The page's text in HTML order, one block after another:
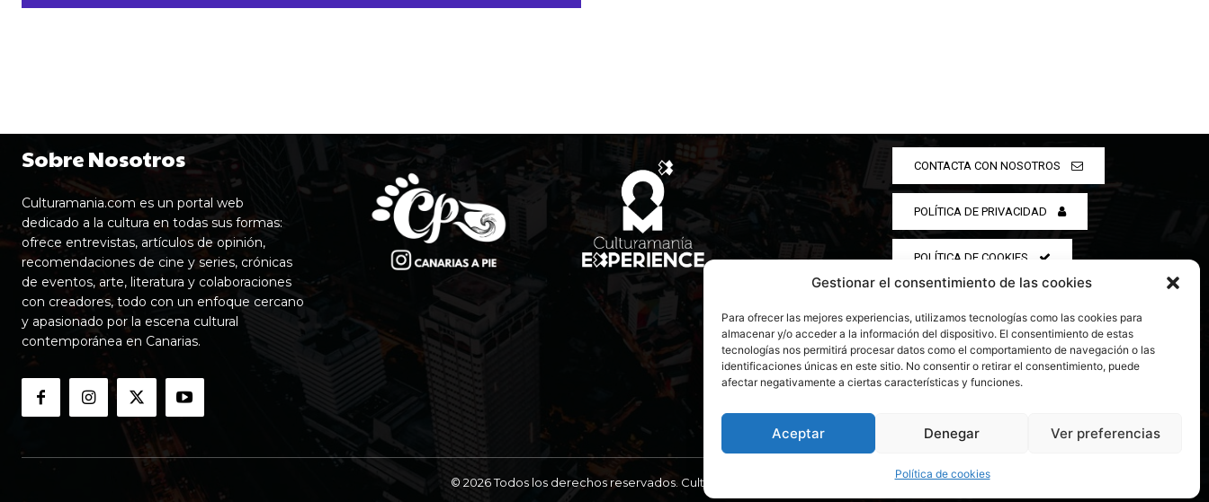
Gestionar el consentimiento de las cookies
Para ofrecer las mejores experiencias, utilizamos tecnologías como las cookies para
almacenar y/o acceder a la información del dispositivo. El consentimiento de estas
tecnologías nos permitirá procesar datos como el comportamiento de navegación o las
identificaciones únicas en este sitio. No consentir o retirar el consentimiento, puede
afectar negativamente a ciertas características y funciones.
Aceptar Denegar Ver preferencias
Política de cookies
Sobre Nosotros
Culturamania.com es un portal web
dedicado a la cultura en todas sus formas:
ofrece entrevistas, artículos de opinión,
recomendaciones de cine y series, crónicas
de eventos, arte, literatura y colaboraciones
con creadores, todo con un enfoque cercano
y apasionado por la escena cultural
contemporánea en Canarias.
CONTACTA CON NOSOTROS
POLÍTICA DE PRIVACIDAD
POLÍTICA DE COOKIES
© 2026 Todos los derechos reservados. Culturamanía